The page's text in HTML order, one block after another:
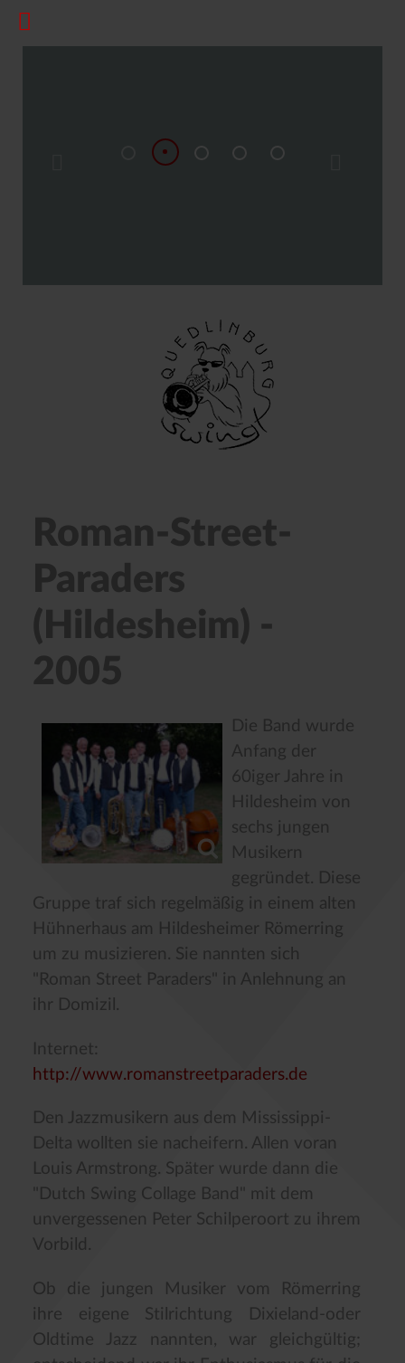
Roman-Street-
Paraders
(Hildesheim) -
2005
Die Band wurde
Anfang der
60iger Jahre in
Hildesheim von
sechs jungen
Musikern
gegründet. Diese
Gruppe traf sich regelmäßig in einem alten
Hühnerhaus am Hildesheimer Römerring
um zu musizieren. Sie nannten sich
"Roman Street Paraders" in Anlehnung an
ihr Domizil.
Internet:
http://www.romanstreetparaders.de
Den Jazzmusikern aus dem Mississippi-
Delta wollten sie nacheifern. Allen voran
Louis Armstrong. Später wurde dann die
"Dutch Swing Collage Band" mit dem
unvergessenen Peter Schilperoort zu ihrem
Vorbild.
Ob die jungen Musiker vom Römerring
ihre eigene Stilrichtung Dixieland-oder
Oldtime Jazz nannten, war gleichgültig;